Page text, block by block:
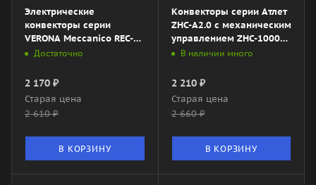
Электрические
конвекторы серии
VERONA Meccanico REC-
V1000M
Достаточно
2 170 ₽
Старая цена
2 610₽
В КОРЗИНУ
Конвекторы серии Атлет
ZHC-A2.0 с механическим
управлением ZHC-1000
A2.0В наличии много
2 210₽
Старая цена
2 660₽
В КОРЗИНУ